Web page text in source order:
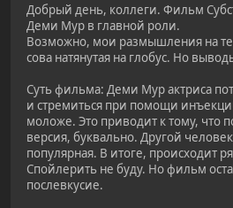
Добрый день, коллеги. Фильм
Деми Мур в главной роли.
Возможно, мои размышления на
сова натянутая на глобус. Но
Суть фильма: Деми Мур актриса
и стремиться при помощи
моложе. Это приводит к тому, что
версия, буквально. Другой
популярная. В итоге, происходит
Спойлерить не буду. Но фильм
послевкусие.